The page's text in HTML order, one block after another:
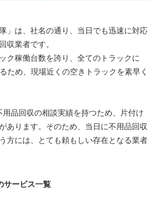
」は、社名の通り、当日でも迅速に対応
収業者です。
ク稼働台数を誇り、全てのトラックに
ため、現場近くの空きトラックを素早く
品回収の相談実績を持つため、片付け
あります。そのため、当日に不用品回収
方には、とても頼もしい存在となる業者
サービス一覧